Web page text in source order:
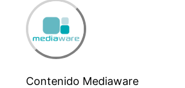
Contenido Mediaware